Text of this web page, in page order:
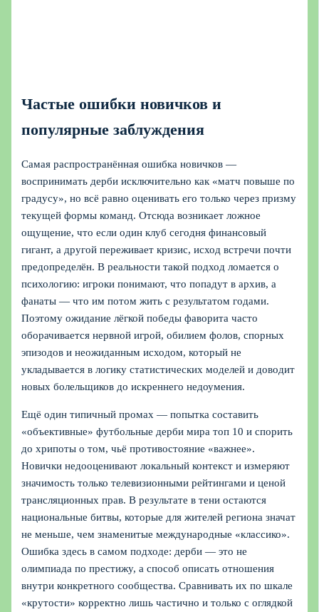
Частые ошибки новичков и
популярные заблуждения
Самая распространённая ошибка новичков —
воспринимать дерби исключительно как «матч повыше по
градусу», но всё равно оценивать его только через призму
текущей формы команд. Отсюда возникает ложное
ощущение, что если один клуб сегодня финансовый
гигант, а другой переживает кризис, исход встречи почти
предопределён. В реальности такой подход ломается о
психологию: игроки понимают, что попадут в архив, а
фанаты — что им потом жить с результатом годами.
Поэтому ожидание лёгкой победы фаворита часто
оборачивается нервной игрой, обилием фолов, спорных
эпизодов и неожиданным исходом, который не
укладывается в логику статистических моделей и доводит
новых болельщиков до искреннего недоумения.
Ещё один типичный промах — попытка составить
«объективные» футбольные дерби мира топ 10 и спорить
до хрипоты о том, чьё противостояние «важнее».
Новички недооценивают локальный контекст и измеряют
значимость только телевизионными рейтингами и ценой
трансляционных прав. В результате в тени остаются
национальные битвы, которые для жителей региона значат
не меньше, чем знаменитые международные «классико».
Ошибка здесь в самом подходе: дерби — это не
олимпиада по престижу, а способ описать отношения
внутри конкретного сообщества. Сравнивать их по шкале
«крутости» корректно лишь частично и только с оглядкой